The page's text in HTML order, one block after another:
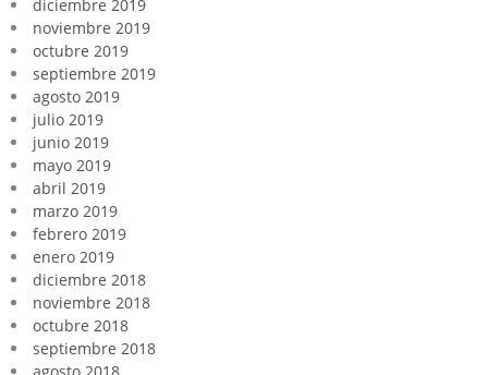
diciembre 2019
noviembre 2019
octubre 2019
septiembre 2019
agosto 2019
julio 2019
junio 2019
mayo 2019
abril 2019
marzo 2019
febrero 2019
enero 2019
diciembre 2018
noviembre 2018
octubre 2018
septiembre 2018